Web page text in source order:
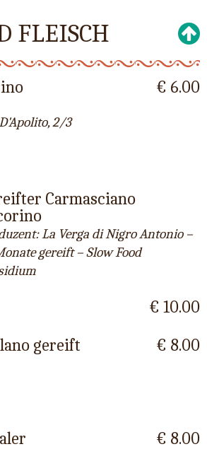
FLEISCH
2/3
€ 6.00
Carmasciano
La Verga di Nigro Antonio –
gereift – Slow Food
€ 10.00
gereift
€ 8.00
€ 8.00